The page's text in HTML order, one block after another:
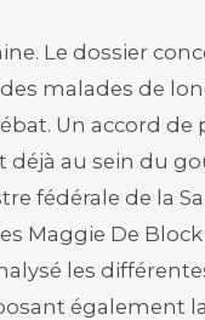
Le dossier
malades de
Un accord de
déjà au sein du
fédérale de la
Maggie De
les
également